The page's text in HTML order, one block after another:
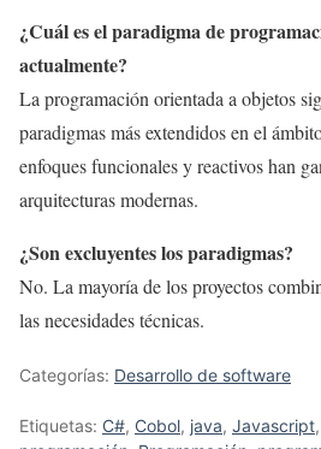
¿Cuál es el paradigmade
actualmente?
La programación orientada a objetos
paradigmas más extendidos en el
enfoques funcionales y reactivos han
arquitecturas modernas.
¿Son excluyentes los paradigmas?
No. La mayoría de los proyectos
las necesidades técnicas.
Categorías: Desarrollo de software
Etiquetas: C#, Cobol, java, Javascript,